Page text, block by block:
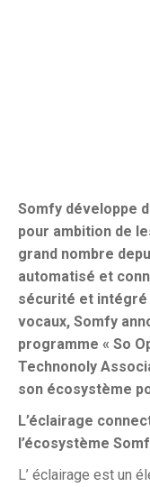
Somfy développe
pour ambition de
grand nombre
automatisé et
sécurité et
vocaux, Somfy
programme « So
Technonoly
son écosystème
L’éclairage
l’écosystème
L’ éclairage est un